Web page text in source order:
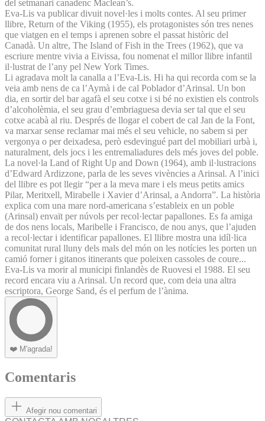
del setmanari canadenc Maclean’s.
Eva-Lis va publicar divuit novel·les i molts contes. Al seu primer
llibre, Return of the Viking (1955), els protagonistes són tres nenes
que viatgen en el temps i aprenen sobre el passat històric del
Canadà. Un altre, The Island of Fish in the Trees (1962), que va
escriure mentre vivia a Eivissa, fou nomenat el millor llibre infantil
il·lustrat de l’any pel New York Times.
Li agradava molt la canalla a l’Eva-Lis. Hi ha qui recorda com se la
veia amb nens de ca l’Aymà i de cal Poblador d’Arinsal. Un bon
dia, en sortir del bar agafà el seu cotxe i si bé no existien els controls
d’alcoholèmia, el seu grau d’embriaguesa devia ser tal que el seu
cotxe acabà al riu. Després de llogar el cobert de cal Jan de la Font,
va marxar sense reclamar mai més el seu vehicle, no sabem si per
vergonya o per deixadesa, però esdevingué part del mobiliari urbà i,
naturalment, dels jocs i les entremaliadures dels més joves del poble.
La novel·la Land of Right Up and Down (1964), amb il·lustracions
d’Edward Ardizzone, parla de les seves vivències a Arinsal. A l’inici
del llibre es pot llegir “per a la meva mare i els meus petits amics
Pilar, Meritxell, Mirabelle i Xavier d’Arinsal, a Andorra”. La història
explica com una mare nord-americana s’estableix en un poble
(Arinsal) envaït per núvols per recol·lectar papallones. Es fa amiga
de dos nens locals, Maribelle i Francisco, de nou anys, que l’ajuden
a recol·lectar i identificar papallones. El llibre mostra una idíl·lica
comunitat rural lluny dels mals del món on les notícies les porten un
camió forner i gitanos itinerants que poleixen cassoles de coure...
Eva-Lis va morir al municipi finlandès de Ruovesi el 1988. El seu
record encara viu a Arinsal. Un record que, com deia una altra
escriptora, George Sand, és el perfum de l’ànima.
❤️ M'agrada!
Comentaris
Afegir nou comentari